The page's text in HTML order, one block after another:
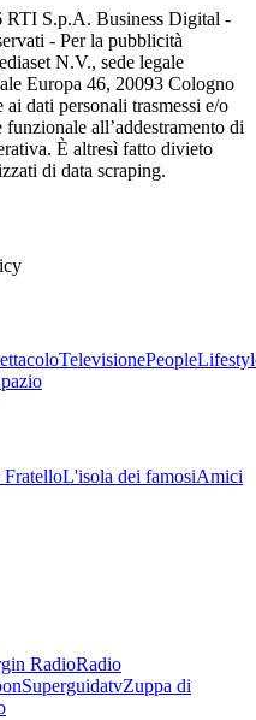
RTI S.p.A. Business Digital -
- Per la pubblicità
N.V., sede legale
Europa 46, 20093 Cologno
dati personali trasmessi e/o
all’addestramento di
È altresì fatto divieto
di data scraping.
TelevisionePeople
FratelloL'isola dei famosiAmici
RadioRadio
SuperguidatvZuppa di